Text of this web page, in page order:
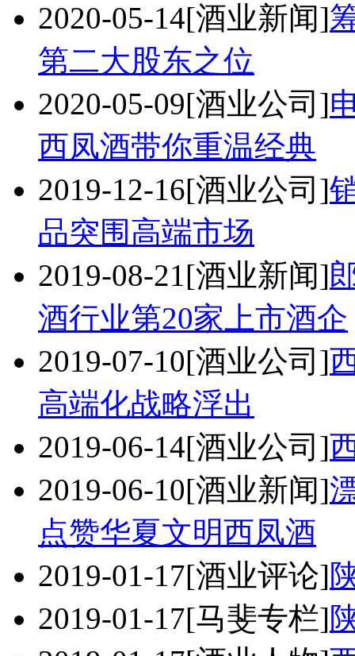
2020-05-14[酒业新闻]
第二大股东之位
2020-05-09[酒业公司]
西凤酒带你重温经典
2019-12-16[酒业公司]
品突围高端市场
2019-08-21[酒业新闻]
酒行业第20家上市酒企
2019-07-10[酒业公司]
高端化战略浮出
2019-06-14[酒业公司]
2019-06-10[酒业新闻]
点赞华夏文明西凤酒
2019-01-17[酒业评论]
2019-01-17[马斐专栏]